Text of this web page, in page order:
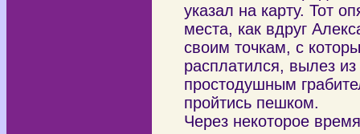
указал на карту. Тот
места, как вдруг
своим точкам, с
расплатился, вылез
простодушным
пройтись пешком.
Через некоторое